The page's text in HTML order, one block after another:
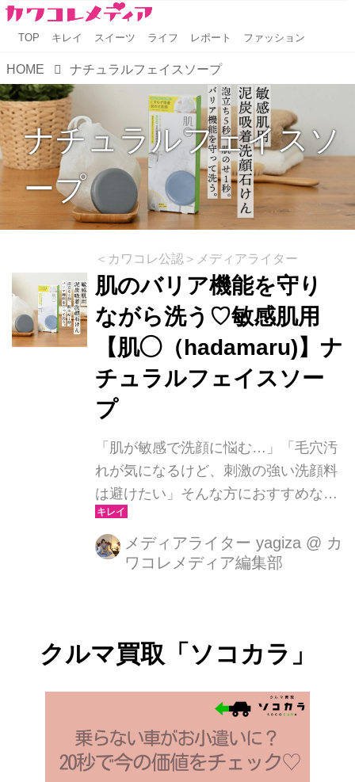
TOP キレイ スイーツ ライフ レポート ファッション
HOME ナチュラルフェイスソープ
ナチュラルフェイスソ
ープ
＜カワコレ公認＞メディアライター
肌のバリア機能を守り
ながら洗う♡敏感肌用
【肌◯（hadamaru)】ナ
チュラルフェイスソー
プ
「肌が敏感で洗顔に悩む…」「毛穴汚
れが気になるけど、刺激の強い洗顔料
は避けたい」そんな方におすすめなの
が、【肌◯（hadamaru)】のナチュラ
ルフェイスソープ。炭と粘土の吸着力
で毛穴の汚れを優しく落とし、肌のバ
メディアライター yagiza @ カ
ワコレメディア編集部
クルマ買取「ソコカラ」